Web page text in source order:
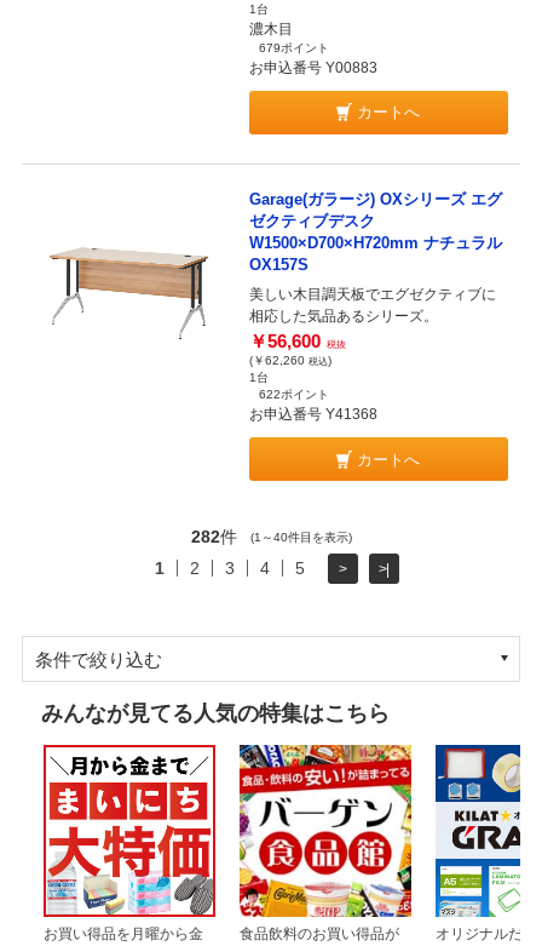
1台
濃木目
679ポイント
お申込番号 Y00883
カートへ
Garage(ガラージ) OXシリーズ エグ
ゼクティブデスク
W1500×D700×H720mm ナチュラル
OX157S
美しい木目調天板でエグゼクティブに
相応した気品あるシリーズ。
￥56,600 税抜
(￥62,260 税込)
1台
622ポイント
お申込番号 Y41368
カートへ
282件 (1～40件目を表示)
1 2 3 4 5 > >|
条件で絞り込む
みんなが見てる人気の特集はこちら
お買い得品を月曜から金
食品飲料のお買い得品が
オリジナルだか